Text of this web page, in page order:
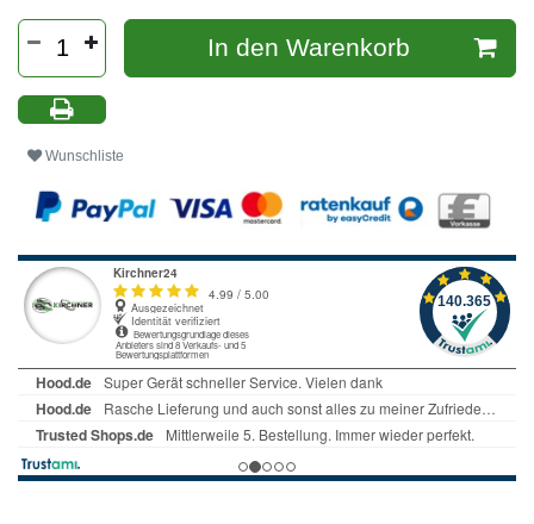
In den Warenkorb
Wunschliste